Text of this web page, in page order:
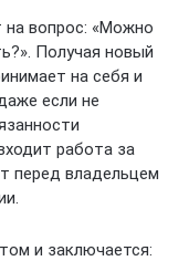
на вопрос: «Можно
Получая новый
на себя и
если не
работа за
перед владельцем
и заключается: